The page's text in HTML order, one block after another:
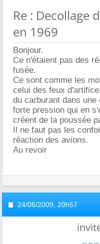
Re : Decollage
en 1969
Bonjour.
Ce n'étaient pas des
fusée.
Ce sont comme les
celui des feux
du carburant dans
forte pression qui en
créent de la poussée
Il ne faut pas les
réaction des avions.
Au revoir
24/06/2009, 20h57